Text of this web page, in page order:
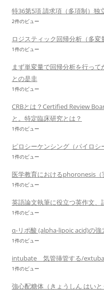
特36第5項 請求項（多項制）独
2件のビュー
ロジスティック回帰分析（多変
1件のビュー
まず単変量で回帰分析を行っ
との是非
1件のビュー
CRBとは？Certified Review
と。特定臨床研究とは？
1件のビュー
ピロシーケンシング（パイロシ
1件のビュー
医学教育におけるphoronesis（
1件のビュー
英語論文執筆に役立つ英作文、
1件のビュー
α-リポ酸 (alpha-lipoic acid)の強
1件のビュー
intubate 気管挿管する/
1件のビュー
強心配糖体（きょうしん はい